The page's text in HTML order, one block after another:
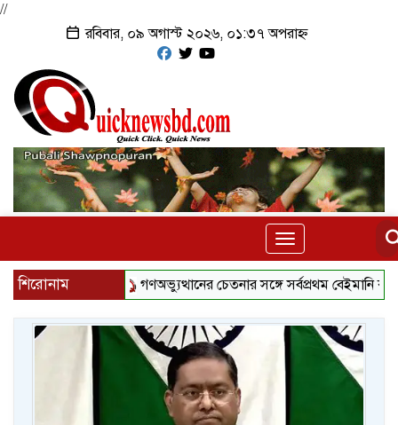
//
রবিবার, ০৯ অগাস্ট ২০২৬, ০১:৩৭ অপরাহ্ন
Toggle
navigation
শিরোনাম গণঅভ্যুত্থানের চেতনার সঙ্গে সর্বপ্রথম বেইমানি করেছেন